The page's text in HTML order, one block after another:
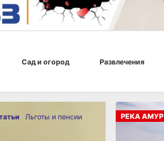
Сад и огород Развлечения
Льготы и пенсии РЕКА АМУР